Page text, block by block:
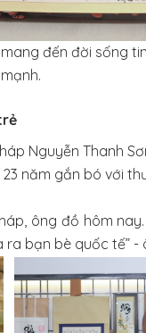
đến đời sống
Nguyễn Thanh
năm gắn bó với
ông đồ hôm
bạn bè quốc tế” -